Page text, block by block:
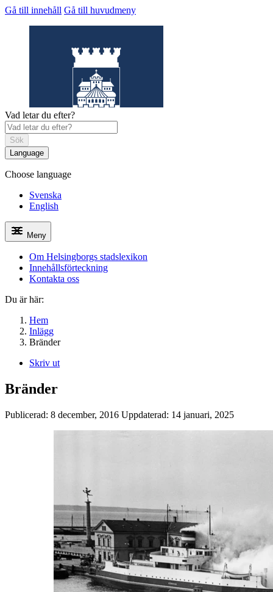
Gå till innehåll Gå till huvudmeny
Helsingborgs stadslexikon
Vad letar du efter?
Sök
Language
Choose language
Svenska
English
Meny
Om Helsingborgs stadslexikon
Innehållsförteckning
Kontakta oss
Du är här:
Hem
Inlägg
Bränder
Skriv ut
Bränder
Publicerad: 8 december, 2016 Uppdaterad: 14 januari, 2025